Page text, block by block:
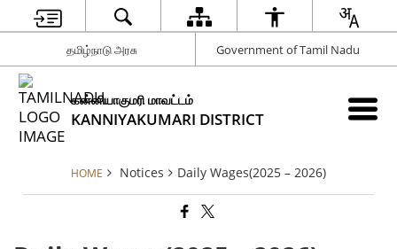
தமிழ்நாடு அரசு Government of Tamil Nadu
கன்னியாகுமரி மாவட்டம்
KANNIYAKUMARI DISTRICT
HOME Notices Daily Wages(2025 – 2026)